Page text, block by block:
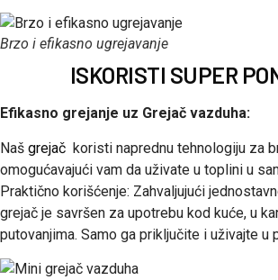
Brzo i efikasno ugrejavanje
ISKORISTI SUPER
Efikasno grejanje uz Grejač vazduha:
Naš grejač koristi naprednu tehnologiju za
omogućavajući vam da uživate u toplini u
Praktično korišćenje: Zahvaljujući
grejač je savršen za upotrebu kod kuće, u
putovanjima. Samo ga priključite i uživajte u